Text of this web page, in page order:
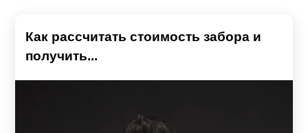
Как рассчитать стоимость забора и
получить...